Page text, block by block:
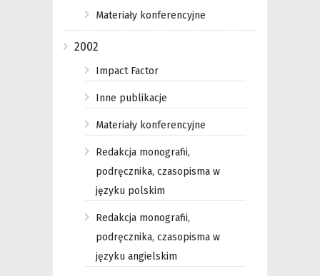
Materiały konferencyjne
2002
Impact Factor
Inne publikacje
Materiały konferencyjne
Redakcja monografii,
podręcznika, czasopisma w
języku polskim
Redakcja monografii,
podręcznika, czasopisma w
języku angielskim